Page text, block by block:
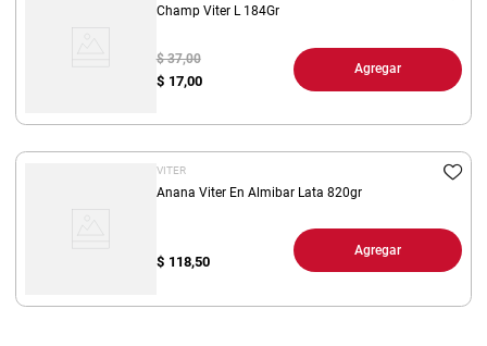
Champ Viter L 184Gr
$ 17,00
$ 37,00
Agregar
VITER
Anana Viter En Almibar Lata 820gr
$ 118,50
Agregar